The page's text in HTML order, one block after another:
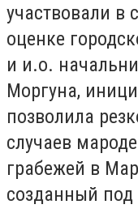
участвовали в
оценке
и и.о.
Моргуна,
позволила
случаев
грабежей в
созданный под